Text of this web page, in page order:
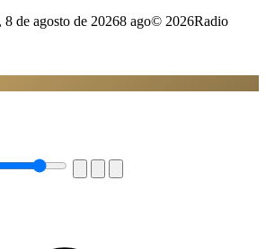
8 de agosto de 20268 ago© 2026Radio